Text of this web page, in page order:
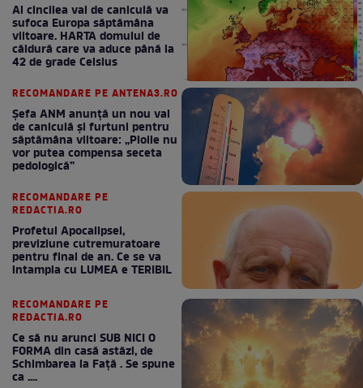
Al cincilea val de caniculă va
sufoca Europa săptămâna
viitoare. HARTA domului de
căldură care va aduce până la
42 de grade Celsius
RECOMANDARE PE ANTENA3.RO
Șefa ANM anunță un nou val
de caniculă și furtuni pentru
săptămâna viitoare: „Ploile nu
vor putea compensa seceta
pedologică”
RECOMANDARE PE
REDACTIA.RO
Profetul Apocalipsei,
previziune cutremuratoare
pentru final de an. Ce se va
intampla cu LUMEA e TERIBIL
RECOMANDARE PE
REDACTIA.RO
Ce să nu arunci SUB NICI O
FORMA din casă astăzi, de
Schimbarea la Față . Se spune
ca ....